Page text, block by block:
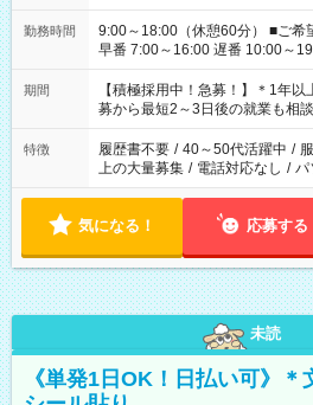
勤務時間
9:00～18:00（休憩60分） ■ご希望があれば下記シフトもOK！
早番 7:00～16:00 遅番 10:00～19:00 「家族と休みを合
い」 「余裕を持って夕飯の準備
たくない」 など、ご希望を教えてくださ
の方へ 今ご覧のお仕事で希望す
の勤務時間。 合計で週40時間を
期間
【積極採用中！急募！】＊1年
募から最短2～3日後の就業も相
特徴 履歴書不要 / 40～50代活躍中 /
上の大量募集 / 電話対応なし / パ
気になる！ 応募する
未読
《単発1日OK！日払い可》＊